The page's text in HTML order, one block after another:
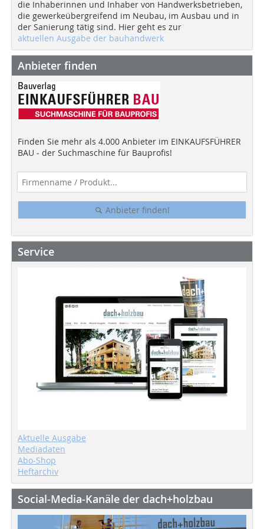
die Inhaberinnen und Inhaber von Handwerksbetrieben,
die gewerkeübergreifend im Neubau, im Ausbau und in
der Sanierung tätig sind. Hier geht es zur
aktuellen Ausgabe der bauhandwerk
Anbieter finden
Finden Sie mehr als 4.000 Anbieter im EINKAUFSFÜHRER
BAU - der Suchmaschine für Bauprofis!
Anbieter finden!
Service
Aktuelle Ausgabe
Mediadaten
Abo-Shop
Heftarchiv
Social-Media-Kanäle der dach+holzbau